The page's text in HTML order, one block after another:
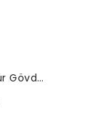
Yakut Küre / Tungsten Karbür Gövde-A-5003-4792